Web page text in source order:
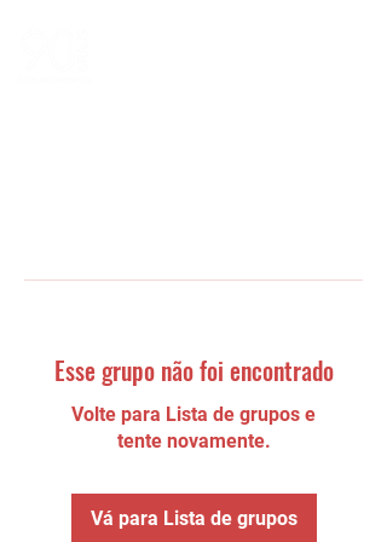
Esse grupo não foi encontrado
Volte para Lista de grupos e
tente novamente.
Vá para Lista de grupos